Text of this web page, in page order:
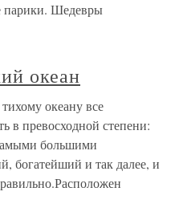
парики. Шедевры
океан
океану все
в превосходной степени:
большими
богатейший и так далее, и